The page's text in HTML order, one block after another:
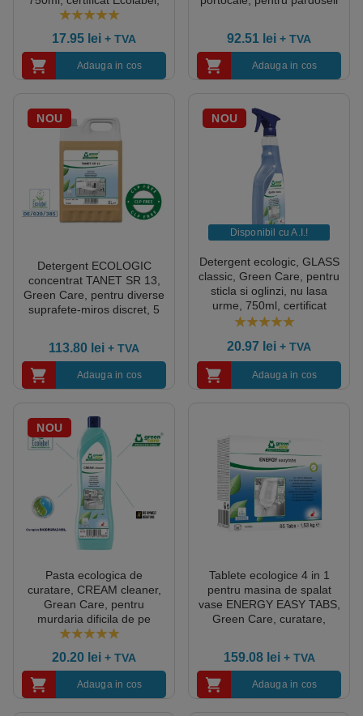
Cradle-to-Cradle, Complet
preparat pentru utilizare
17.95 lei + TVA
Adauga in cos
to-Cradle, Complet
Biodegradabil, CLP free,
Umweltzeichen, dilutie 0.5%
92.51 lei + TVA
Adauga in cos
NOU
Detergent ECOLOGIC
concentrat TANET SR 13,
Green Care, pentru diverse
suprafete-miros discret, 5
113.80 lei + TVA
Adauga in cos
NOU
Disponibil cu A.I.​!
Detergent ecologic, GLASS
classic, Green Care, pentru
sticla si oglinzi, nu lasa
urme, 750ml, certificat
ECOLABEL, complet
20.97 lei + TVA
Adauga in cos
NOU
Pasta ecologica de
curatare, CREAM cleaner,
Grean Care, pentru
murdaria dificila de pe
suprafete ceramice, vesela,
20.20 lei + TVA
Adauga in cos
Tablete ecologice 4 in 1
pentru masina de spalat
vase ENERGY EASY TABS,
Green Care, curatare,
TABLETE/PACHET,
certificat Ecolabel, produs
biodegradabil complet
159.08 lei + TVA
Adauga in cos